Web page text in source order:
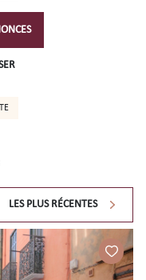
LES PLUS RÉCENTES